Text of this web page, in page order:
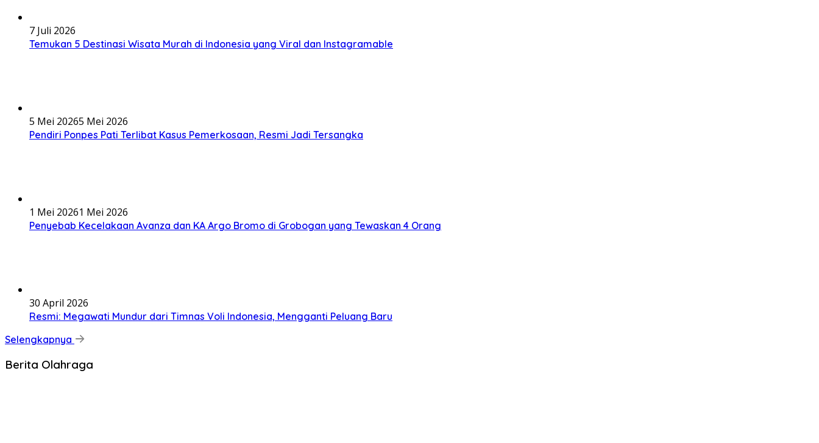
7 Juli 2026
Temukan 5 Destinasi Wisata Murah di Indonesia yang Viral dan Instagramable
5 Mei 20265 Mei 2026
Pendiri Ponpes Pati Terlibat Kasus Pemerkosaan, Resmi Jadi Tersangka
1 Mei 20261 Mei 2026
Penyebab Kecelakaan Avanza dan KA Argo Bromo di Grobogan yang Tewaskan 4 Orang
30 April 2026
Resmi: Megawati Mundur dari Timnas Voli Indonesia, Mengganti Peluang Baru
Selengkapnya
Berita Olahraga